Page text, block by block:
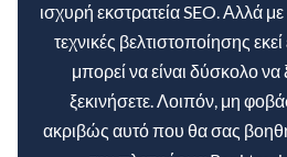
ισχυρή εκστρατεία SEO. Αλλά
τεχνικές βελτιστοποίησης
μπορεί να είναι δύσκολο
ξεκινήσετε. Λοιπόν, μη
ακριβώς αυτό που θα σας